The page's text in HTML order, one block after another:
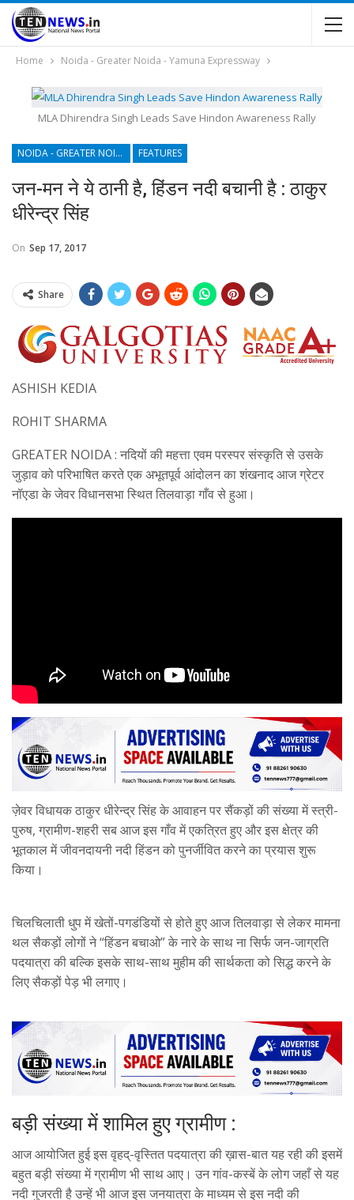
Home Noida - Greater Noida - Yamuna Expressway
MLA Dhirendra Singh Leads Save Hindon Awareness Rally
NOIDA - GREATER NOIDA - YAMUNA EXPRESSWAY FEATURES
जन-मन ने ये ठानी है, हिंडन नदी बचानी है : ठाकुर
धीरेन्द्र सिंह
On Sep 17, 2017
Share
ASHISH KEDIA
ROHIT SHARMA
GREATER NOIDA : नदियों की महत्ता एवम परस्पर संस्कृति से उसके
जुड़ाव को परिभाषित करते एक अभूतपूर्व आंदोलन का शंखनाद आज ग्रेटर
नॉएडा के जेवर विधानसभा स्थित तिलवाड़ा गाँव से हुआ।
ज़ेवर विधायक ठाकुर धीरेन्द्र सिंह के आवाहन पर सैंकड़ों की संख्या में स्त्री-
पुरुष, ग्रामीण-शहरी सब आज इस गाँव में एकत्रित हुए और इस क्षेत्र की
भूतकाल में जीवनदायनी नदी हिंडन को पुनर्जीवित करने का प्रयास शुरू
किया।
चिलचिलाती धुप में खेतों-पगडंडियों से होते हुए आज तिलवाड़ा से लेकर मामना
थल सैकड़ों लोगों ने “हिंडन बचाओ” के नारे के साथ ना सिर्फ जन-जाग्रति
पदयात्रा की बल्कि इसके साथ-साथ मुहीम की सार्थकता को सिद्ध करने के
लिए सैकड़ों पेड़ भी लगाए।
बड़ी संख्या में शामिल हुए ग्रामीण :
आज आयोजित हुई इस वृहद्-वृस्तित पदयात्रा की ख़ास-बात यह रही की इसमें
बहुत बड़ी संख्या में ग्रामीण भी साथ आए। उन गांव-कस्बें के लोग जहाँ से यह
नदी गुजरती है उन्हें भी आज इस जनयात्रा के माध्यम से इस नदी की